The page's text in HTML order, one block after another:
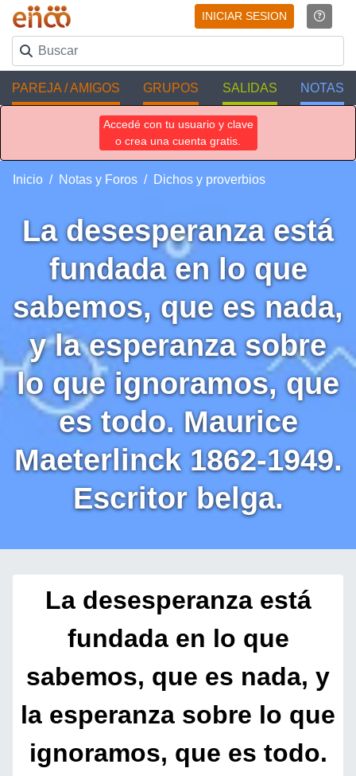
INICIAR SESION
PAREJA / AMIGOS GRUPOS SALIDAS NOTAS
Accedé con tu usuario y clave
o crea una cuenta gratis.
Inicio Notas y Foros Dichos y proverbios
La desesperanza está
fundada en lo que
sabemos, que es nada,
y la esperanza sobre
lo que ignoramos, que
es todo. Maurice
Maeterlinck 1862-1949.
Escritor belga.
La desesperanza está
fundada en lo que
sabemos, que es nada, y
la esperanza sobre lo que
ignoramos, que es todo.